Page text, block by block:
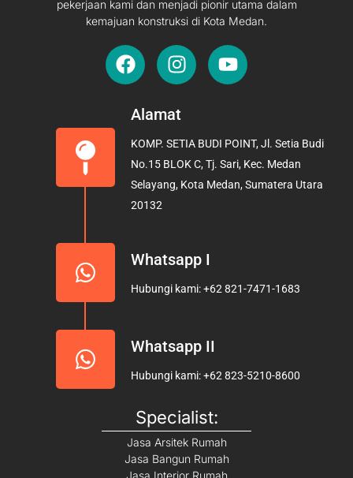
pekerjaan kami dan menjadi pionir utama dalam
kemajuan konstruksi di Kota Medan.
F
a
e
o
o
k
I
n
t
g
r
a
Y
o
b
e
Alamat
KOMP. SETIA BUDI POINT, Jl. Setia Budi
No.15 BLOK C, Tj. Sari, Kec. Medan
Selayang, Kota Medan, Sumatera Utara
20132
Whatsapp I
Hubungi kami: +62 821-7471-1683
Whatsapp II
Hubungi kami: +62 823-5210-8600
Specialist:
Jasa Arsitek Rumah
Jasa Bangun Rumah
Jasa Interior Rumah